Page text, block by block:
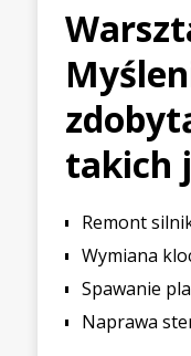
takich
Remont
Wymiana
Spawanie
Naprawa